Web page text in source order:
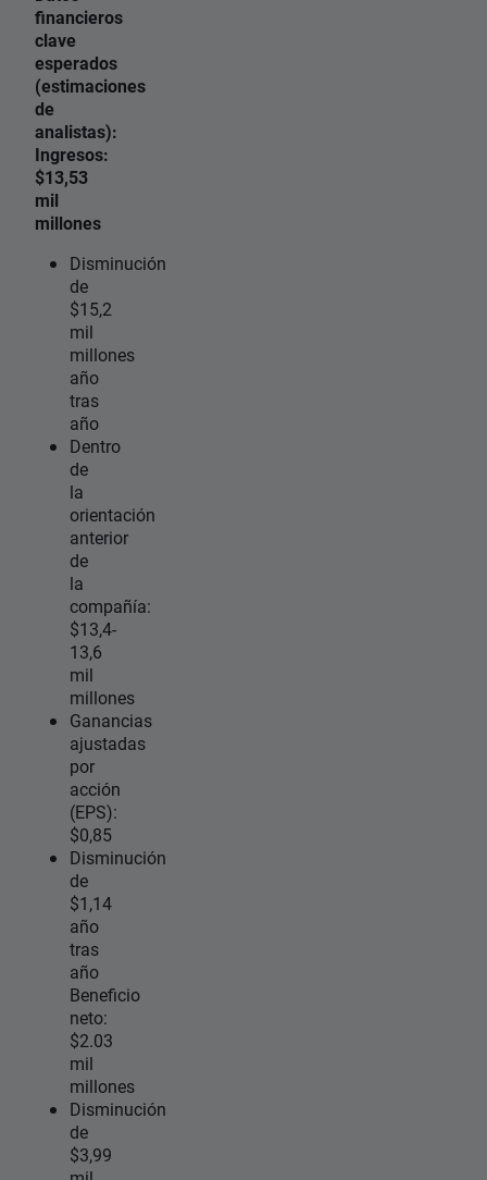
financieros
clave
esperados
(estimaciones
de
analistas):
Ingresos:
$13,53
mil
millones
Disminución
de
$15,2
mil
millones
año
tras
año
Dentro
de
la
orientación
anterior
de
la
compañía:
$13,4-
13,6
mil
millones
Ganancias
ajustadas
por
acción
(EPS):
$0,85
Disminución
de
$1,14
año
tras
año
Beneficio
neto:
$2.03
mil
millones
Disminución
de
$3,99